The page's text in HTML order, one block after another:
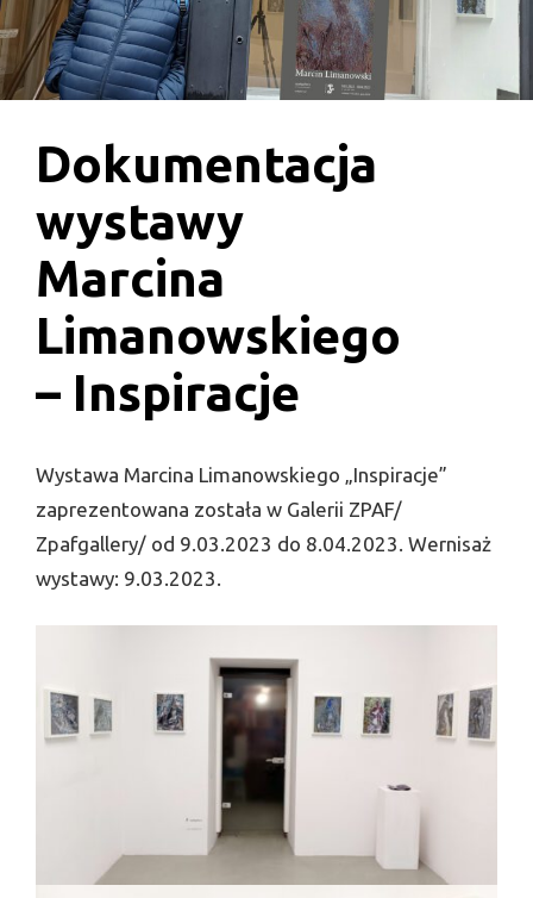
Dokumentacja
wystawy
Marcina
Limanowskiego
– Inspiracje
Wystawa Marcina Limanowskiego „Inspiracje”
zaprezentowana została w Galerii ZPAF/
Zpafgallery/ od 9.03.2023 do 8.04.2023. Wernisaż
wystawy: 9.03.2023.